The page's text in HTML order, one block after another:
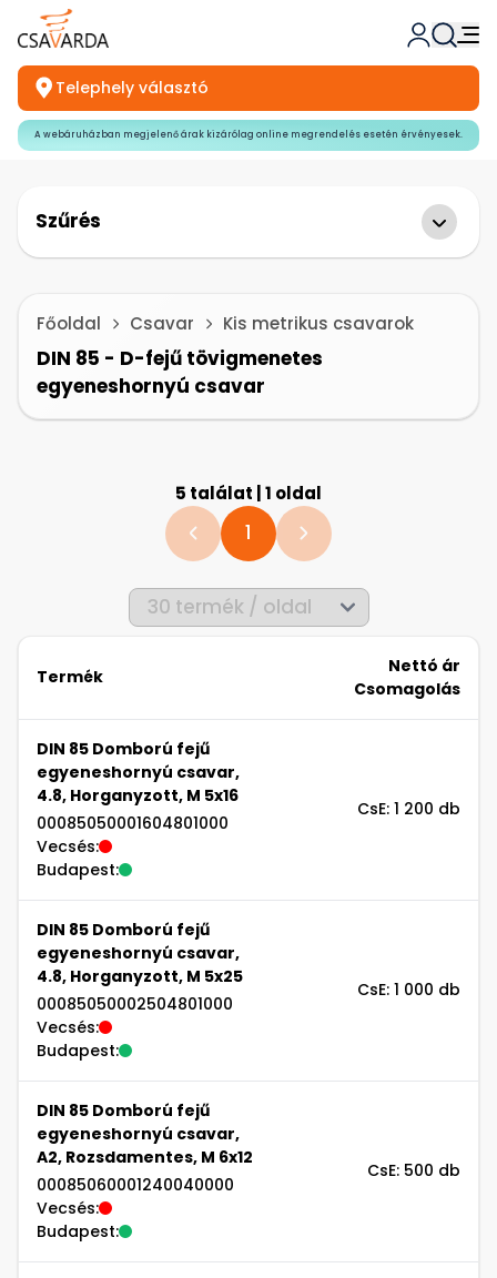
Telephely választó
A webáruházban megjelenő árak kizárólag online megrendelés esetén érvényesek.
Szűrés
Főoldal Csavar Kis metrikus csavarok
DIN 85 - D-fejű tövigmenetes
egyeneshornyú csavar
5 találat | 1 oldal
1
Termék
Nettó ár
Csomagolás
DIN 85 Domború fejű
egyeneshornyú csavar,
4.8, Horganyzott, M 5x16
00085050001604801000
Vecsés:
Budapest:
CsE: 1 200 db
DIN 85 Domború fejű
egyeneshornyú csavar,
4.8, Horganyzott, M 5x25
00085050002504801000
Vecsés:
Budapest:
CsE: 1 000 db
DIN 85 Domború fejű
egyeneshornyú csavar,
A2, Rozsdamentes, M 6x12
00085060001240040000
Vecsés:
Budapest:
CsE: 500 db